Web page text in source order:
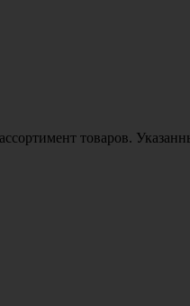
товаров.